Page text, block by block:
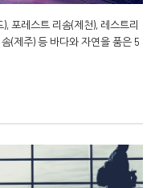
포레스트 리솜(제천), 레스트리
(제주) 등 바다와 자연을 품은 5